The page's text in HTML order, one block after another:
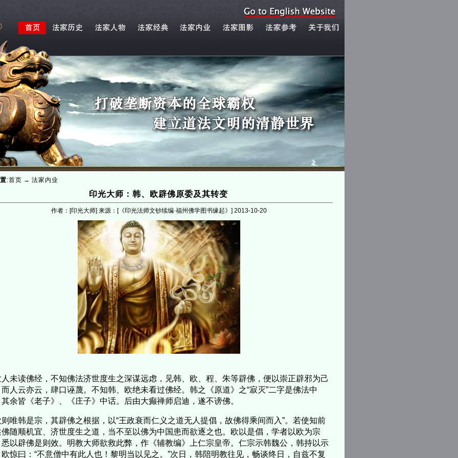
:首页 → 法家内业
印光大师：韩、欧辟佛原委及其转变
作者：[印光大师] 来源：[《印光法师文钞续编·福州佛学图书缘起》] 2013-10-20
未读佛经，不知佛法济世度生之深谋远虑，见韩、欧、程、朱等辟佛，便以崇正辟邪为己
人云亦云，肆口诬蔑。不知韩、欧绝未看过佛经。韩之《原道》之“寂灭”二字是佛法中
余皆《老子》、《庄子》中话。后由大癫禅师启迪，遂不谤佛。
唯韩是宗，其辟佛之根据，以“王政衰而仁义之道无人提倡，故佛得乘间而入”。若使知前
随顺机宜、济世度生之道，当不至以佛为中国患而欲逐之也。欧以是倡，学者以欧为宗
以辟佛是则效。明教大师欲救此弊，作《辅教编》上仁宗皇帝。仁宗示韩魏公，韩持以示
惊曰：“不意僧中有此人也！黎明当以见之。”次日，韩陪明教往见，畅谈终日，自兹不复